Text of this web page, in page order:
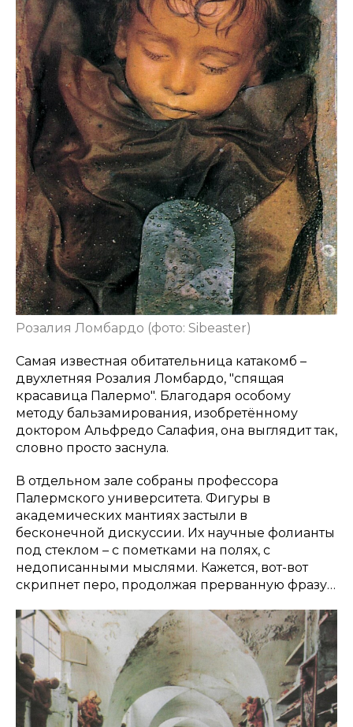
Розалия Ломбардо (фото: Sibeaster)
Самая известная обитательница катакомб –
двухлетняя Розалия Ломбардо, "спящая
красавица Палермо". Благодаря особому
методу бальзамирования, изобретённому
доктором Альфредо Салафия, она выглядит так,
словно просто заснула.
В отдельном зале собраны профессора
Палермского университета. Фигуры в
академических мантиях застыли в
бесконечной дискуссии. Их научные фолианты
под стеклом – с пометками на полях, с
недописанными мыслями. Кажется, вот-вот
скрипнет перо, продолжая прерванную фразу…